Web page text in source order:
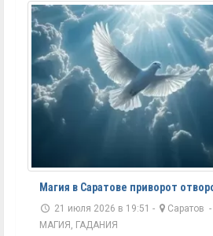
Магия в Саратове приворот
21 июля 2026 в 19:51 - Саратов -
МАГИЯ, ГАДАНИЯ